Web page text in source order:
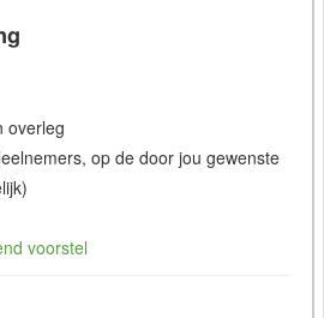
overleg
op de door jou gewenste
voorstel